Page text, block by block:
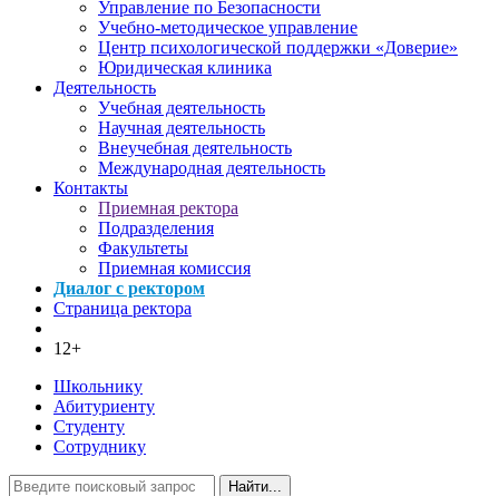
Управление по Безопасности
Учебно-методическое управление
Центр психологической поддержки «Доверие»
Юридическая клиника
Деятельность
Учебная деятельность
Научная деятельность
Внеучебная деятельность
Международная деятельность
Контакты
Приемная ректора
Подразделения
Факультеты
Приемная комиссия
Диалог с ректором
Страница ректора
12+
Школьнику
Абитуриенту
Студенту
Сотруднику
Найти...